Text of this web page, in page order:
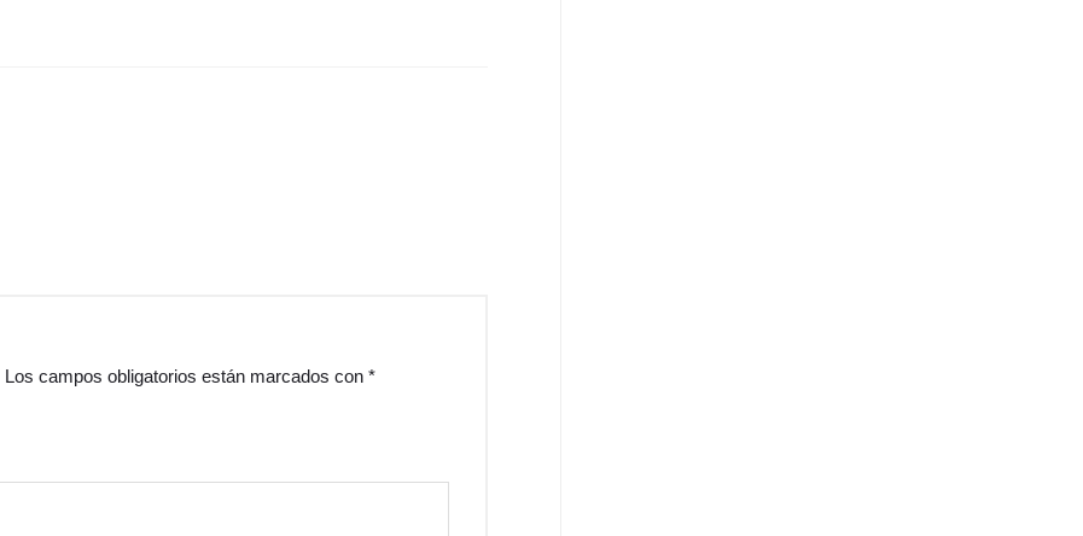
Los campos obligatorios están marcados con *